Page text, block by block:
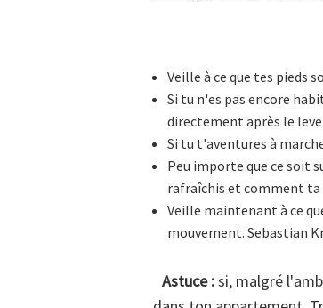
Veille à ce que tes pieds
Si tu n'es pas encore
directement après le
Si tu t'aventures à
Peu importe que ce soit
rafraîchis et comment ta
Veille maintenant à ce
mouvement. Sebastian
Astuce :si, malgré